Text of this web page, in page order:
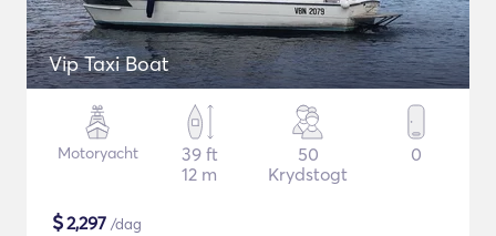
Vip Taxi Boat
Motoryacht
39 ft
12 m
50
Krydstogt
0
$2,297 /dag